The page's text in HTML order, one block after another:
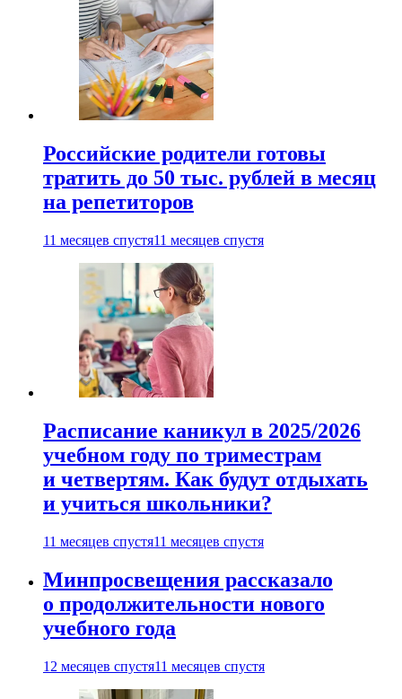
Российские родители готовы
тратить до 50 тыс. рублей в месяц
на репетиторов
11 месяцев спустя11 месяцев спустя
Расписание каникул в 2025/2026
учебном году по триместрам
и четвертям. Как будут отдыхать
и учиться школьники?
11 месяцев спустя11 месяцев спустя
Минпросвещения рассказало
о продолжительности нового
учебного года
12 месяцев спустя11 месяцев спустя